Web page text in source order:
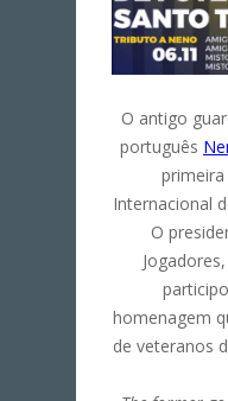
O antigo
português
Internacional
O
homenagem
de veteranos